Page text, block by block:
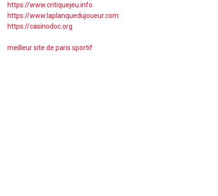
https://www.critiquejeu.info
https://www.laplanquedujoueur.com
https://casinodoc.org
meilleur site de paris sportif